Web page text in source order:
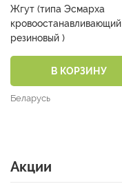
Жгут (типа Эсмарха
кровоостанавливающий
резиновый )
В КОРЗИНУ
Беларусь
Акции